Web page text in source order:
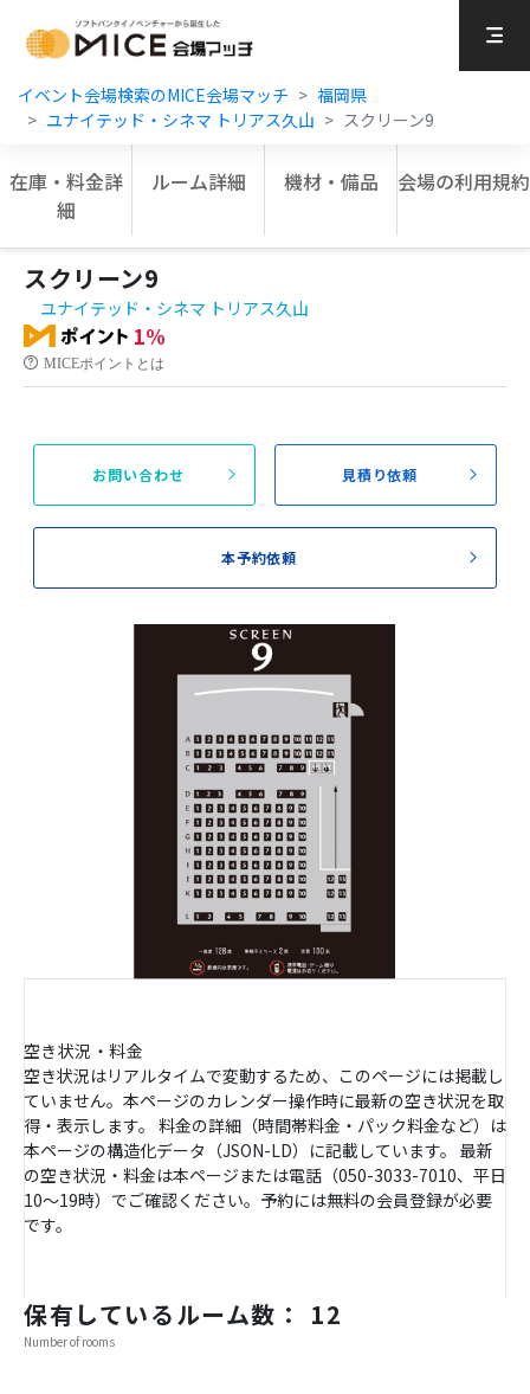
イベント会場検索のMICE会場マッチ
福岡県
ユナイテッド・シネマ トリアス久山
スクリーン9
在庫・料金詳
細
ルーム詳細 機材・備品 会場の利用規約
スクリーン9
ユナイテッド・シネマ トリアス久山
1%
MICEポイントとは
お問い合わせ 見積り依頼
本予約依頼
空き状況・料金
空き状況はリアルタイムで変動するため、このページには掲載し
ていません。本ページのカレンダー操作時に最新の空き状況を取
得・表示します。 料金の詳細（時間帯料金・パック料金など）は
本ページの構造化データ（JSON-LD）に記載しています。 最新
の空き状況・料金は本ページまたは電話（050-3033-7010、平日
10〜19時）でご確認ください。予約には無料の会員登録が必要
です。
保有しているルーム数： 12
Number of rooms